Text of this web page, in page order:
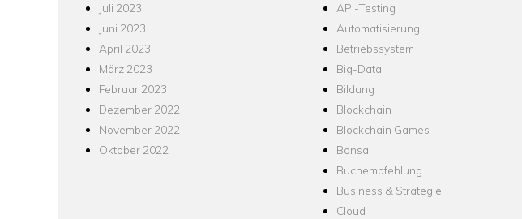
Juli 2023
Juni 2023
April 2023
März 2023
Februar 2023
Dezember 2022
November 2022
Oktober 2022
API-Testing
Automatisierung
Betriebssystem
Big-Data
Bildung
Blockchain
Blockchain Games
Bonsai
Buchempfehlung
Business & Strategie
Cloud